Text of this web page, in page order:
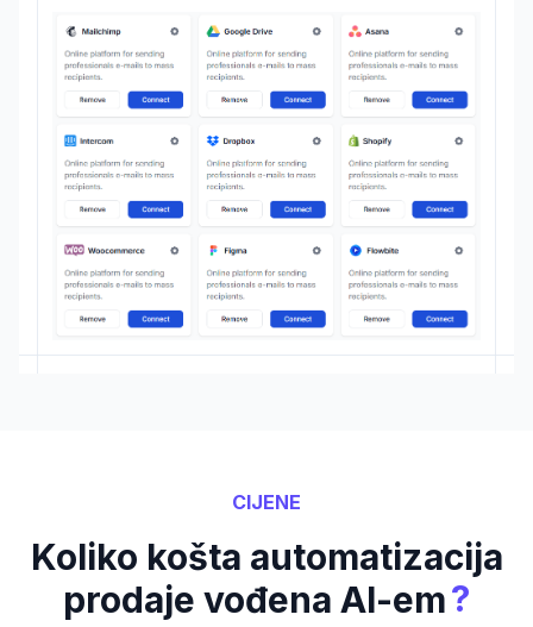
CIJENE
Koliko košta automatizacija
prodaje vođena AI-em?